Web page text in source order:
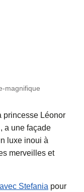
magnifique
princesse Léonor
a une façade
luxe inoui à
merveilles et
Stefania pour